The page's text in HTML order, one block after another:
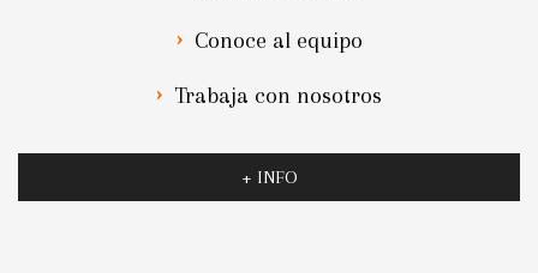
Conoce al equipo
Trabaja con nosotros
+ INFO